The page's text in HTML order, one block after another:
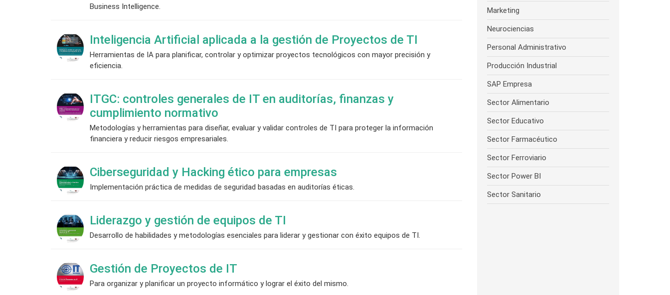
Business Intelligence.
Inteligencia Artificial aplicada a la gestión de Proyectos de TI
Herramientas de IA para planificar, controlar y optimizar proyectos tecnológicos con mayor precisión y
eficiencia.
ITGC: controles generales de IT en auditorías, finanzas y
cumplimiento normativo
Metodologías y herramientas para diseñar, evaluar y validar controles de TI para proteger la información
financiera y reducir riesgos empresariales.
Ciberseguridad y Hacking ético para empresas
Implementación práctica de medidas de seguridad basadas en auditorías éticas.
Liderazgo y gestión de equipos de TI
Desarrollo de habilidades y metodologías esenciales para liderar y gestionar con éxito equipos de TI.
Gestión de Proyectos de IT
Para organizar y planificar un proyecto informático y lograr el éxito del mismo.
Marketing
Neurociencias
Personal Administrativo
Producción Industrial
SAP Empresa
Sector Alimentario
Sector Educativo
Sector Farmacéutico
Sector Ferroviario
Sector Power BI
Sector Sanitario